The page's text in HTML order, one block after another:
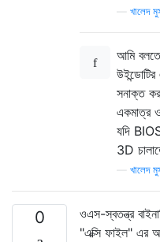
খালেদ
আমি
সনাক্ত
একমাত্র
যদি
3D
খালেদ
0
ওএস-স্বতন্ত্র
"এক্সি ফাইল" এর